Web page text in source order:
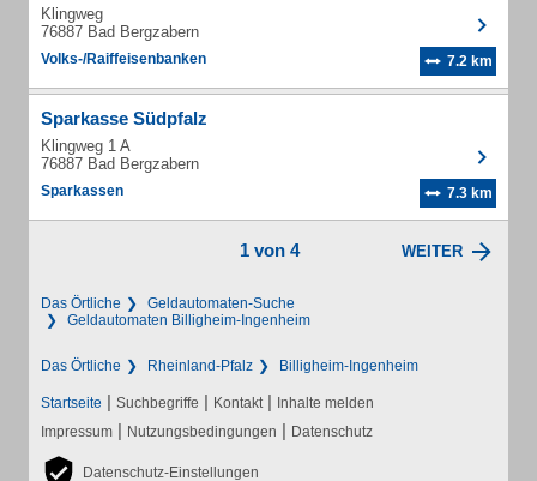
Klingweg
76887 Bad Bergzabern
Volks-/Raiffeisenbanken 7.2 km
Sparkasse Südpfalz
Klingweg 1 A
76887 Bad Bergzabern
Sparkassen 7.3 km
1 von 4 WEITER
Das Örtliche
Geldautomaten-Suche
Geldautomaten Billigheim-Ingenheim
Das Örtliche Rheinland-Pfalz Billigheim-Ingenheim
Startseite | Suchbegriffe | Kontakt | Inhalte melden
Impressum | Nutzungsbedingungen | Datenschutz
Datenschutz-Einstellungen